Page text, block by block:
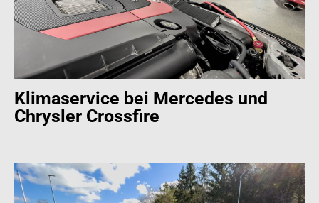
Klimaservice bei Mercedes und
Chrysler Crossfire